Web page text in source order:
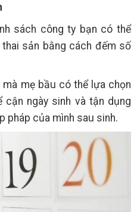
sách công ty bạn có thể
sản bằng cách đếm số
mẹ bầu có thể lựa chọn
ngày sinh và tận dụng
pháp của mình sau sinh.